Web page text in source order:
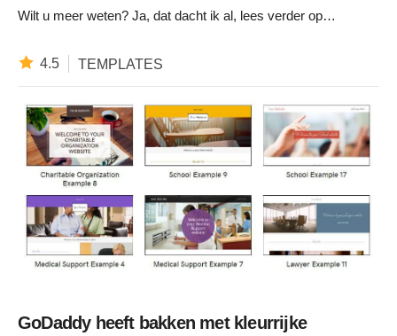
Wilt u meer weten? Ja, dat dacht ik al, lees verder op…
4.5 TEMPLATES
GoDaddy heeft bakken met kleurrijke